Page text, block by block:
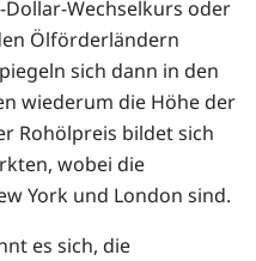
Wechselkurs oder
Ölförderländern
sich dann in den
wiederum die Höhe der
Rohölpreis bildet sich
wobei die
York und London sind.
es sich, die